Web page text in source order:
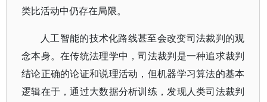
类比活动中仍存在局限。
人工智能的技术化路线甚至会改变司法裁判的观
念本身。在传统法理学中，司法裁判是一种追求裁判
结论正确的论证和说理活动，但机器学习算法的基本
逻辑在于，通过大数据分析训练，发现人类司法裁判